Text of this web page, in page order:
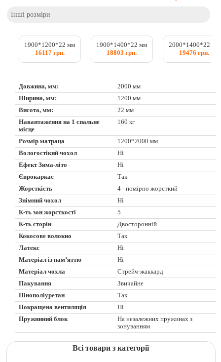
Інші розміри
1900*1200*22 мм
16117 грн.
1900*1400*22 мм
18803 грн.
2000*1400*22 мм
19476 грн.
Довжина, мм:
2000 мм
Ширина, мм:
1200 мм
Висота, мм:
22 мм
Навантаження на 1 спальне
місце
160 кг
Розмір матраца
1200*2000 мм
Вологостікий чохол
Ні
Ефект Зима-літо
Ні
Єврокаркас
Так
Жорсткість
4 - помірно жорсткий
Знімний чохол
Ні
К-ть зон жорсткості
5
К-ть сторін
Двосторонній
Кокосове волокно
Так
Латекс
Ні
Матеріал із пам’яттю
Ні
Матеріал чохла
Стрейч-жаккард
Пакування
Звичайне
Пінополіуретан
Так
Покращена вентиляція
Ні
Пружинний блок
На незалежних пружинах з
зонуванням
Всі товари з категорії